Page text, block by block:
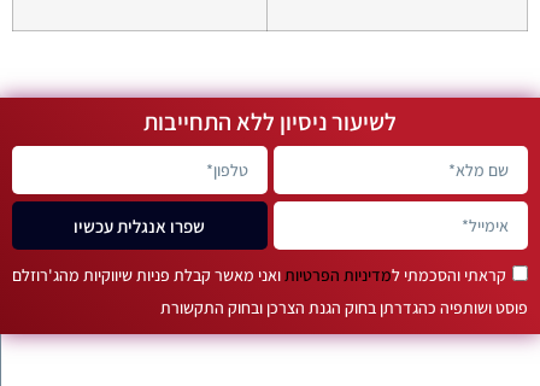
לשיעור ניסיון ללא התחייבות
קראתי והסכמתי למדיניות הפרטיותואני מאשר קבלת פניות שיווקיות מהג'רוזלם
פוסט ושותפיה כהגדרתן בחוק הגנת הצרכן ובחוק התקשורת
שפרו אנגלית עכשיו